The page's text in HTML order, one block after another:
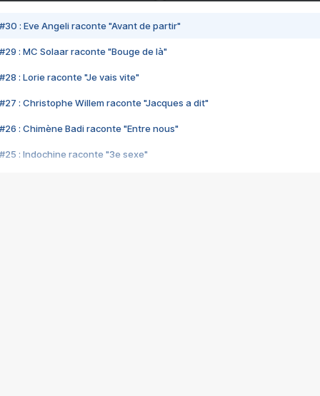
#30 : Eve Angeli raconte "Avant de partir"
#29 : MC Solaar raconte "Bouge de là"
#28 : Lorie raconte "Je vais vite"
#27 : Christophe Willem raconte "Jacques a dit"
#26 : Chimène Badi raconte "Entre nous"
#25 : Indochine raconte "3e sexe"